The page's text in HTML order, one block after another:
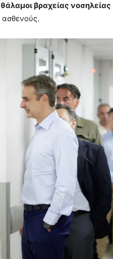
θάλαμοι βραχείας νοσηλείας
ασθενούς.